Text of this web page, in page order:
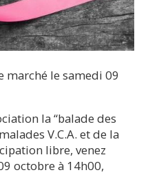
marché le samedi 09
la “balade des
V.C.A. et de la
libre, venez
octobre à 14h00,